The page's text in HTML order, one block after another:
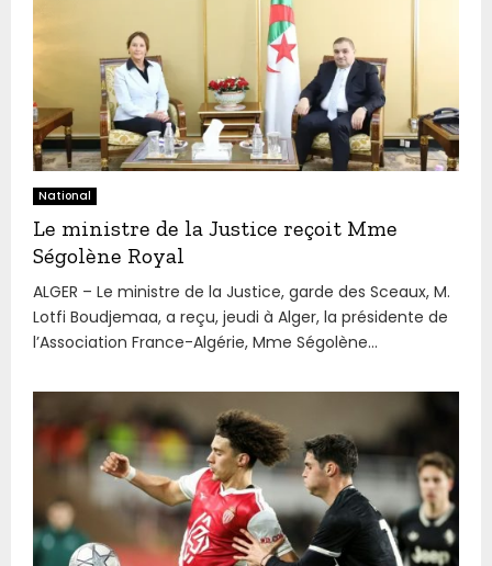
National
Le ministre de la Justice reçoit Mme
Ségolène Royal
ALGER – Le ministre de la Justice, garde des Sceaux, M.
Lotfi Boudjemaa, a reçu, jeudi à Alger, la présidente de
l’Association France-Algérie, Mme Ségolène...